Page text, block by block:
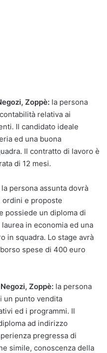
Zoppè: la persona
relativa ai
Il candidato ideale
ed una buona
Il contratto di lavoro è
di 12 mesi.
la persona assunta dovrà
e proposte
possiede un diploma di
in economia ed una
in squadra. Lo stage avrà
spese di 400 euro
Zoppè: la persona
un punto vendita
ed i programmi. Il
ad indirizzo
pregressa di
simile, conoscenza della